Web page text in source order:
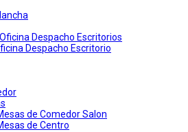
Despacho Escritorios
Despacho Escritorio
de Comedor Salon
de Centro